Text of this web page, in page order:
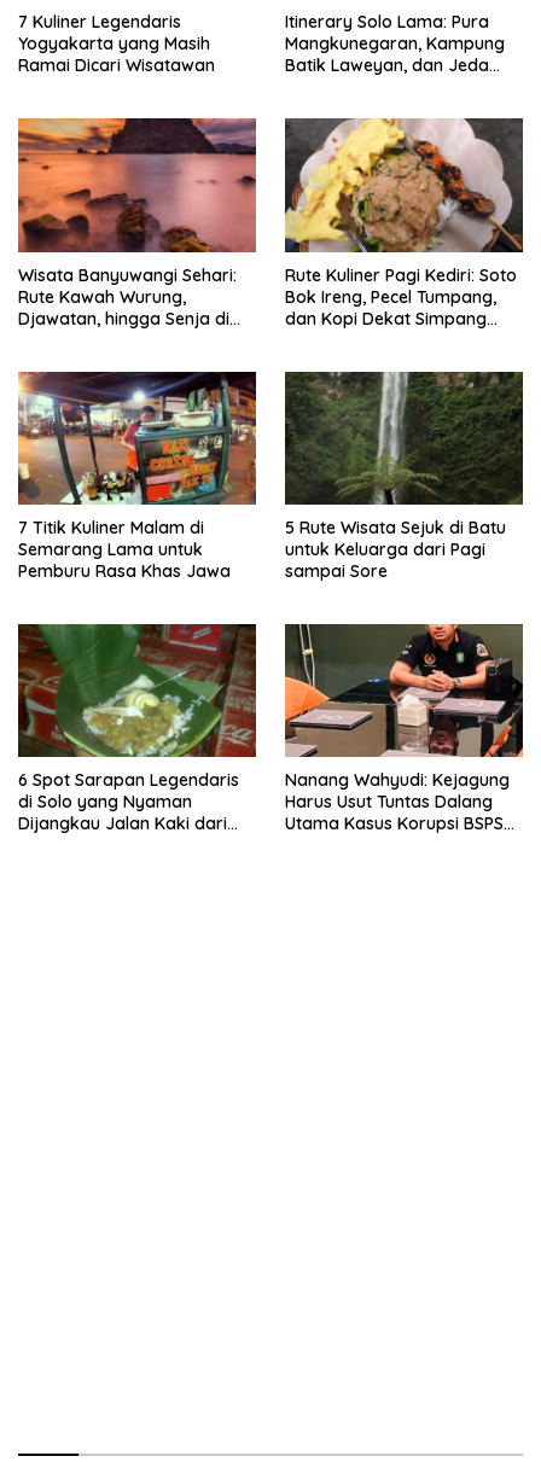
7 Kuliner Legendaris
Yogyakarta yang Masih
Ramai Dicari Wisatawan
Itinerary Solo Lama: Pura
Mangkunegaran, Kampung
Batik Laweyan, dan Jeda
Wisata Banyuwangi Sehari:
Rute Kawah Wurung,
Djawatan, hingga Senja di
Rute Kuliner Pagi Kediri: Soto
Bok Ireng, Pecel Tumpang,
dan Kopi Dekat Simpang
7 Titik Kuliner Malam di
Semarang Lama untuk
Pemburu Rasa Khas Jawa
5 Rute Wisata Sejuk di Batu
untuk Keluarga dari Pagi
sampai Sore
6 Spot Sarapan Legendaris
di Solo yang Nyaman
Dijangkau Jalan Kaki dari
Nanang Wahyudi: Kejagung
Harus Usut Tuntas Dalang
Utama Kasus Korupsi BSPS